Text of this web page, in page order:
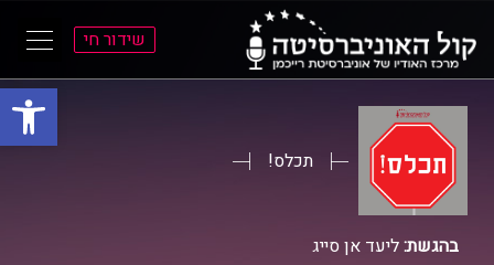
פתח
הראשי
הראשי
שידור חי
תכלס!
בהגשת:ליעד אן סייג